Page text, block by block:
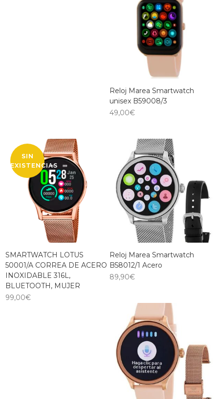
Reloj Marea Smartwatch
unisex B59008/3
49,00€
SIN
EXISTENCIAS
SMARTWATCH LOTUS
50001/A CORREA DE ACERO
INOXIDABLE 316L,
BLUETOOTH, MUJER
99,00€
Reloj Marea Smartwatch
B58012/1 Acero
89,90€